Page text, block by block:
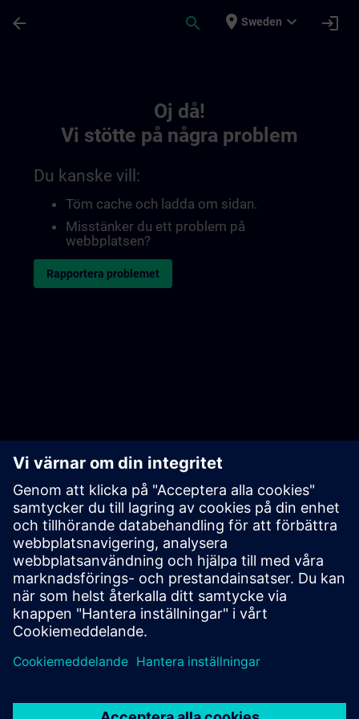
arrow_back search place Sweden expand_more login
Oj då!
Vi stötte på några problem
Du kanske vill:
Töm cache och ladda om sidan.
Misstänker du ett problem på
webbplatsen?
Rapportera problemet